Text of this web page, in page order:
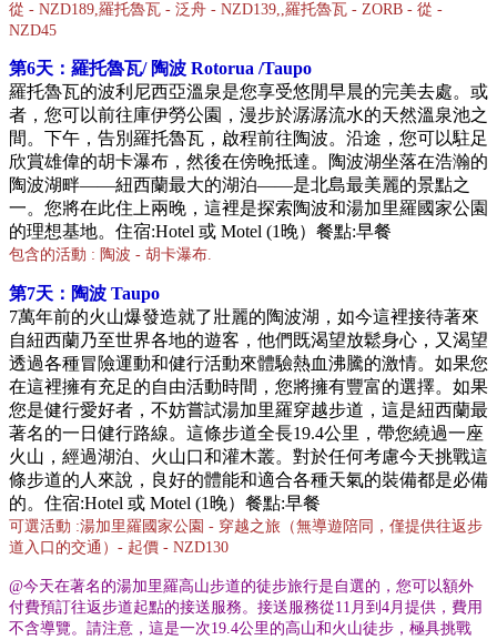
從 - NZD189,羅托魯瓦 - 泛舟 - NZD139,,羅托魯瓦 - ZORB - 從 -
NZD45
第6天： 羅托魯瓦/ 陶波 Rotorua /Taupo
羅托魯瓦的波利尼西亞溫泉是您享受悠閒早晨的完美去處。或
者，您可以前往庫伊勞公園，漫步於潺潺流水的天然溫泉池之
間。下午，告別羅托魯瓦，啟程前往陶波。沿途，您可以駐足
欣賞雄偉的胡卡瀑布，然後在傍晚抵達。陶波湖坐落在浩瀚的
陶波湖畔——紐西蘭最大的湖泊——是北島最美麗的景點之
一。您將在此住上兩晚，這裡是探索陶波和湯加里羅國家公園
的理想基地。 住宿:Hotel 或 Motel (1晚）餐點:早餐
包含的活動 : 陶波 - 胡卡瀑布.
第7天：陶波 Taupo
7萬年前的火山爆發造就了壯麗的陶波湖，如今這裡接待著來
自紐西蘭乃至世界各地的遊客，他們既渴望放鬆身心，又渴望
透過各種冒險運動和健行活動來體驗熱血沸騰的激情。如果您
在這裡擁有充足的自由活動時間，您將擁有豐富的選擇。如果
您是健行愛好者，不妨嘗試湯加里羅穿越步道，這是紐西蘭最
著名的一日健行路線。這條步道全長19.4公里，帶您繞過一座
火山，經過湖泊、火山口和灌木叢。對於任何考慮今天挑戰這
條步道的人來說，良好的體能和適合各種天氣的裝備都是必備
的。 住宿:Hotel 或 Motel (1晚）餐點:早餐
可選活動 :湯加里羅國家公園 - 穿越之旅（無導遊陪同，僅提供往返步
道入口的交通）- 起價 - NZD130
@今天在著名的湯加里羅高山步道的徒步旅行是自選的，您可以額外
付費預訂往返步道起點的接送服務。接送服務從11月到4月提供，費用
不含導覽。請注意，這是一次19.4公里的高山和火山徒步，極具挑戰